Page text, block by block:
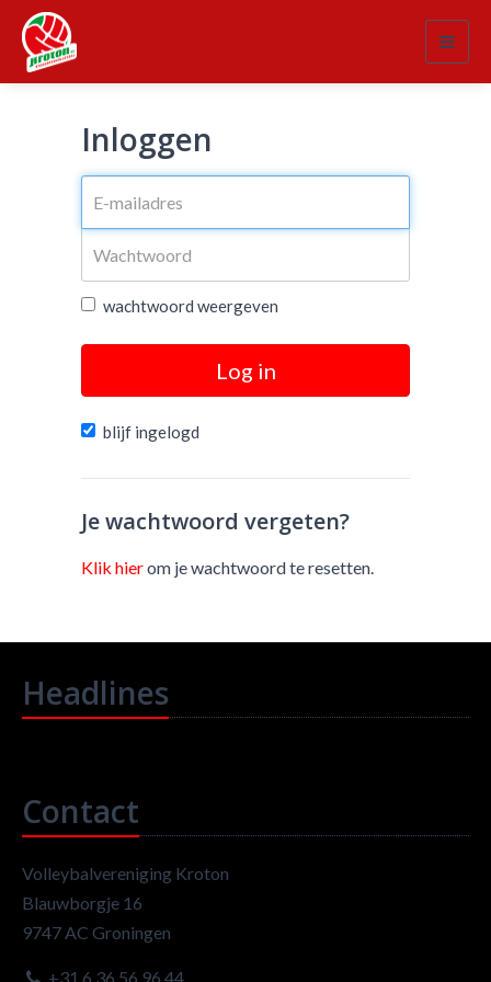
Inloggen
wachtwoord weergeven
Log in
blijf ingelogd
Je wachtwoord vergeten?
Klik hierom je wachtwoord te resetten.
Headlines
Contact
Volleybalvereniging Kroton
Blauwborgje 16
9747 AC Groningen
+31 6 36 56 96 44